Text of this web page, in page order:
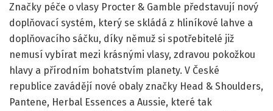
Značky péče o vlasy Procter & Gamble představují nový
doplňovací systém, který se skládá z hliníkové lahve a
doplňovacího sáčku, díky němuž si spotřebitelé již
nemusí vybírat mezi krásnými vlasy, zdravou pokožkou
hlavy a přírodním bohatstvím planety. V České
republice zavádějí nové obaly značky Head & Shoulders,
Pantene, Herbal Essences a Aussie, které tak